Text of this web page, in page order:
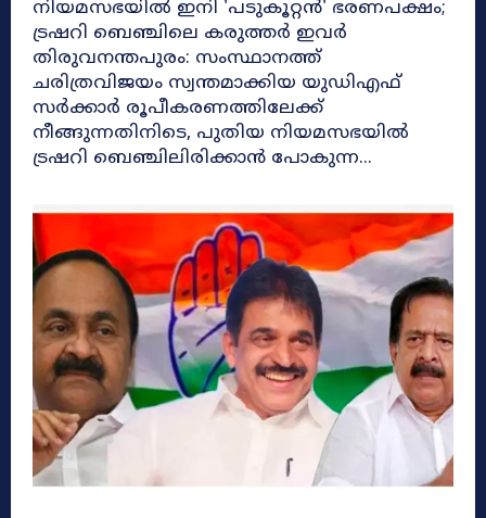
നിയമസഭയിൽ ഇനി 'പടുകൂറ്റൻ' ഭരണപക്ഷം;
ട്രഷറി ബെഞ്ചിലെ കരുത്തർ ഇവർ
തിരുവനന്തപുരം: സംസ്ഥാനത്ത്
ചരിത്രവിജയം സ്വന്തമാക്കിയ യുഡിഎഫ്
സർക്കാർ രൂപീകരണത്തിലേക്ക്
നീങ്ങുന്നതിനിടെ, പുതിയ നിയമസഭയിൽ
ട്രഷറി ബെഞ്ചിലിരിക്കാൻ പോകുന്ന...